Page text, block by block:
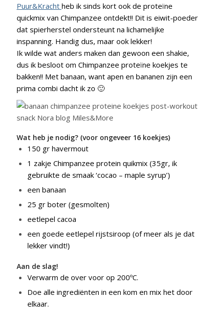
Puur&Kracht heb ik sinds kort ook de proteïne
quickmix van Chimpanzee ontdekt!! Dit is eiwit-poeder
dat spierherstel ondersteunt na lichamelijke
inspanning. Handig dus, maar ook lekker!
Ik wilde wat anders maken dan gewoon een shakie,
dus ik besloot om Chimpanzee proteïne koekjes te
bakken!! Met banaan, want apen en bananen zijn een
prima combi dacht ik zo 🙂
Wat heb je nodig? (voor ongeveer 16 koekjes)
150 gr havermout
1 zakje Chimpanzee protein quikmix (35gr, ik
gebruikte de smaak ‘cocao – maple syrup’)
een banaan
25 gr boter (gesmolten)
eetlepel cacoa
een goede eetlepel rijstsiroop (of meer als je dat
lekker vindt!)
Aan de slag!
Verwarm de over voor op 200ºC.
Doe alle ingrediënten in een kom en mix het door
elkaar.